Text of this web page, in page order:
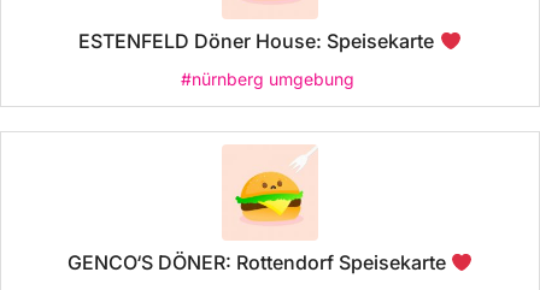
ESTENFELD Döner House: Speisekarte
#nürnberg umgebung
GENCO‘S DÖNER: Rottendorf Speisekarte